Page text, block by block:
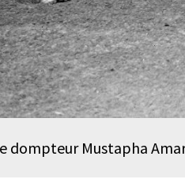
dompteur Mustapha